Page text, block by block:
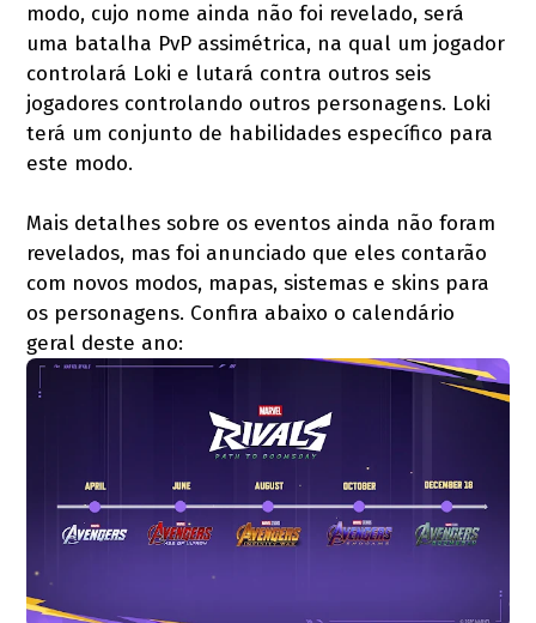
modo, cujo nome ainda não foi revelado, será
uma batalha PvP assimétrica, na qual um jogador
controlará Loki e lutará contra outros seis
jogadores controlando outros personagens. Loki
terá um conjunto de habilidades específico para
este modo.
Mais detalhes sobre os eventos ainda não foram
revelados, mas foi anunciado que eles contarão
com novos modos, mapas, sistemas e skins para
os personagens. Confira abaixo o calendário
geral deste ano: